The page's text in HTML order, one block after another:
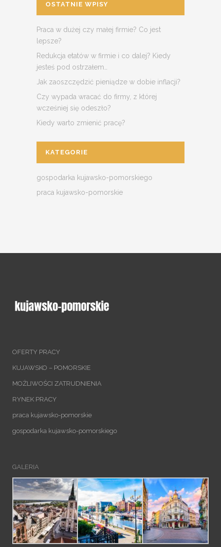
OSTATNIE WPISY
Praca w dużej czy małej firmie? Co jest
lepsze?
Redukcja etatów w firmie i co dalej? Kiedy
jesteś pod ostrzałem…
Jak zaoszczędzić pieniądze w dobie inflacji?
Czy wypada wracać do firmy, z której
wcześniej się odeszło?
Kiedy warto zmienić pracę?
KATEGORIE
gospodarka kujawsko-pomorskiego
praca kujawsko-pomorskie
OFERTY PRACY
KUJAWSKO – POMORSKIE
MOŻLIWOŚCI ZATRUDNIENIA
RYNEK PRACY
praca kujawsko-pomorskie
gospodarka kujawsko-pomorskiego
GALERIA